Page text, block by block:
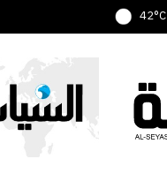
42°C